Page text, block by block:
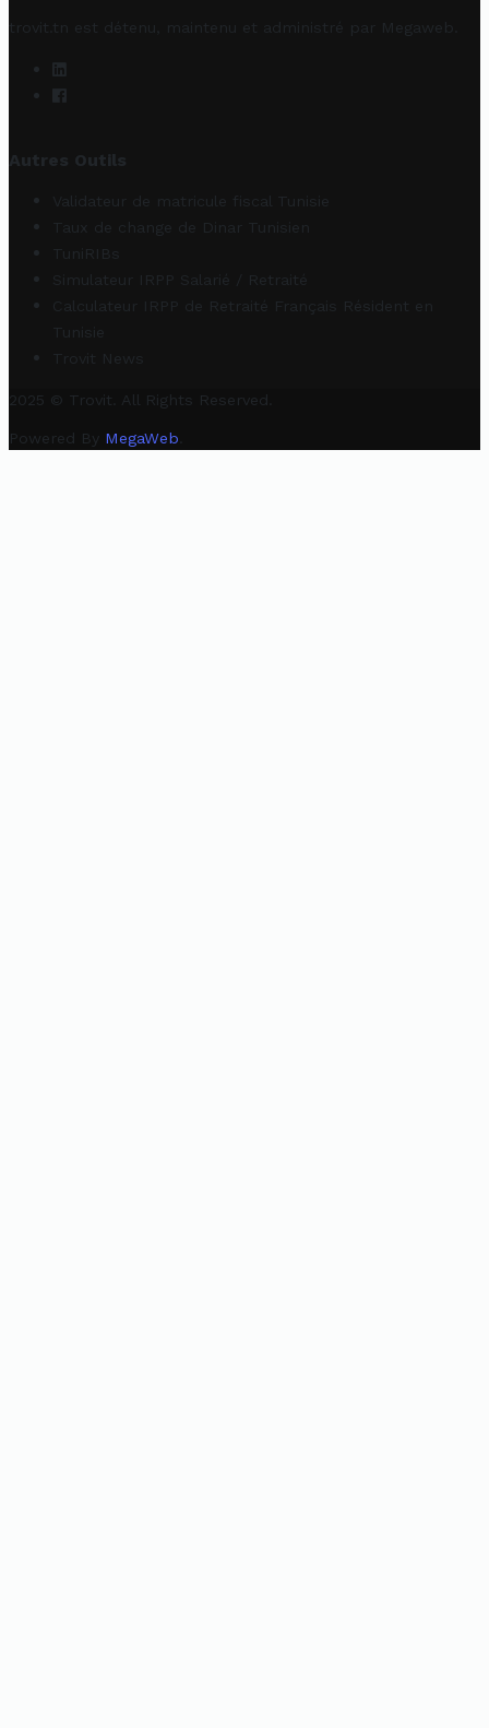
trovit.tn est détenu, maintenu et administré par Megaweb
Autres Outils
Validateur de matricule fiscal Tunisie
Taux de change de Dinar Tunisien
TuniRIBs
Simulateur IRPP Salarié / Retraité
Calculateur IRPP de Retraité Français Résident en
Tunisie
Trovit News
2025 © Trovit. All Rights Reserved.
Powered By MegaWeb